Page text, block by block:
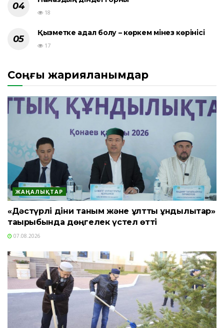
18
Қызметке адал болу – көркем мінез көрінісі
17
Соңғы жарияланымдар
ЖАҢАЛЫҚТАР
«Дәстүрлі діни таным және ұлттық құндылықтар»
тақырыбында дөңгелек үстел өтті
07.08.2026